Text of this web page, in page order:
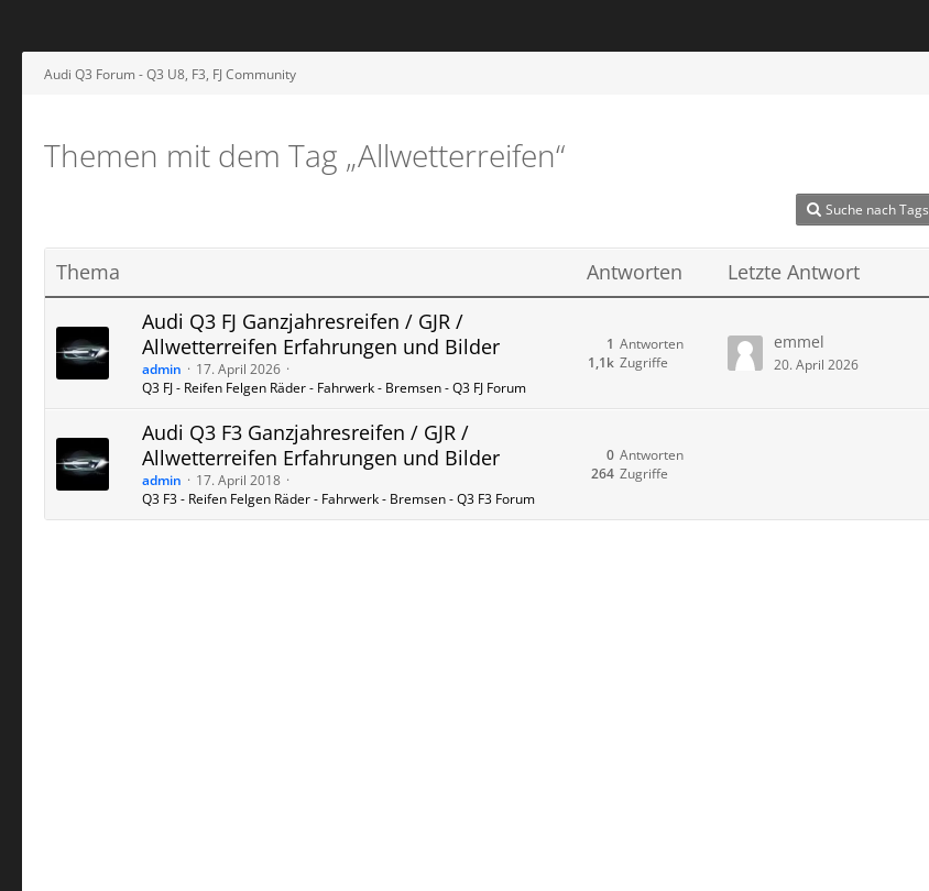
Audi Q3 Forum - Q3 U8, F3, FJ Community
Themen mit dem Tag „Allwetterreifen“
Suche nach Tags
Thema Antworten
Letzte Antwort
Audi Q3 FJ Ganzjahresreifen / GJR /
Allwetterreifen Erfahrungen und Bilder
admin
17. April 2026
Q3 FJ - Reifen Felgen Räder - Fahrwerk - Bremsen - Q3 FJ Forum
Antworten
1
Zugriffe
1,1k
emmel
20. April 2026
Audi Q3 F3 Ganzjahresreifen / GJR /
Allwetterreifen Erfahrungen und Bilder
admin
17. April 2018
Q3 F3 - Reifen Felgen Räder - Fahrwerk - Bremsen - Q3 F3 Forum
Antworten
0
Zugriffe
264